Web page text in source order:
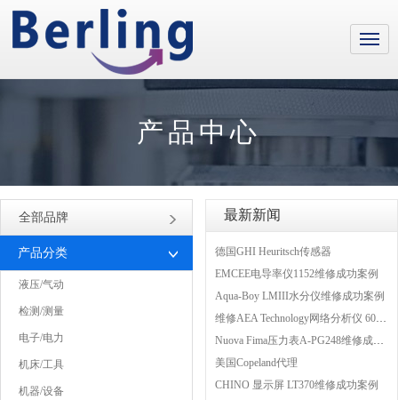
产品中心
全部品牌
产品分类
液压/气动
检测/测量
电子/电力
机床/工具
机器/设备
最新新闻
德国GHI Heuritsch传感器
EMCEE电导率仪1152维修成功案例
Aqua-Boy LMIII水分仪维修成功案例
维修AEA Technology网络分析仪 6015-1010
Nuova Fima压力表A-PG248维修成功案例
美国Copeland代理
CHINO 显示屏 LT370维修成功案例